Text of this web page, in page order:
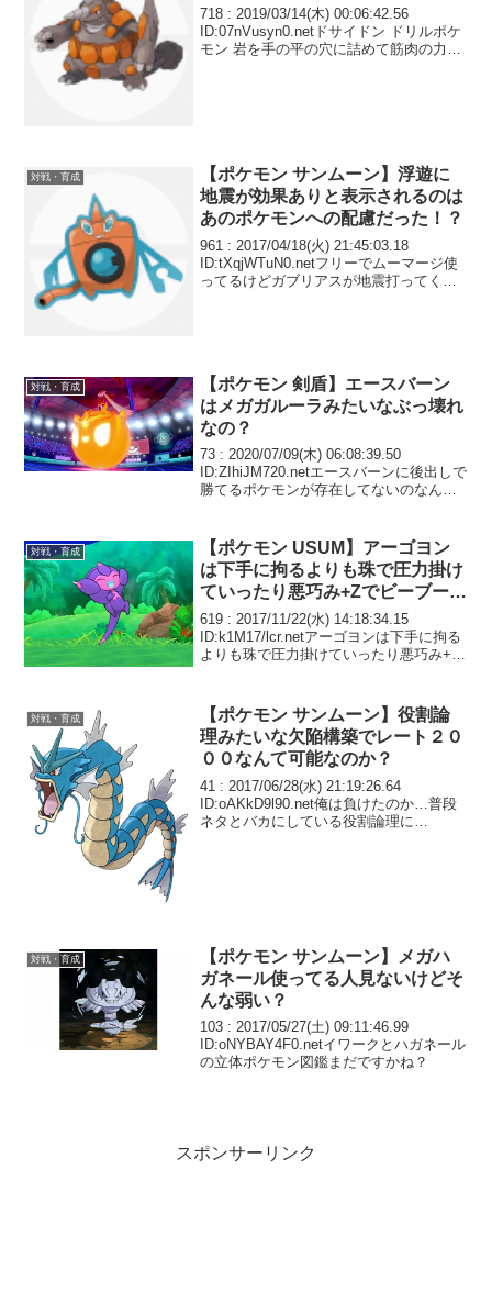
718 : 2019/03/14(木) 00:06:42.56
ID:07nVusyn0.netドサイドン ドリルポケ
モン 岩を手の平の穴に詰めて筋肉の力で
対戦・育成
【ポケモン サンムーン】浮遊に
地震が効果ありと表示されるのは
あのポケモンへの配慮だった！？
961 : 2017/04/18(火) 21:45:03.18
ID:tXqjWTuN0.netフリーでムーマージ使
ってるけどガブリアスが地震打ってくる
対戦・育成
【ポケモン 剣盾】エースバーン
はメガガルーラみたいなぶっ壊れ
なの？
73 : 2020/07/09(木) 06:08:39.50
ID:ZIhiJM720.netエースバーンに後出しで
勝てるポケモンが存在してないのなんと
対戦・育成
【ポケモン USUM】アーゴヨン
は下手に拘るよりも珠で圧力掛け
ていったり悪巧み+Zでビーブーか
けて全抜き狙ったほうが強いと思
う
619 : 2017/11/22(水) 14:18:34.15
ID:k1M17/lcr.netアーゴヨンは下手に拘る
よりも珠で圧力掛けていったり悪巧み+Z
デツンデに...
対戦・育成
【ポケモン サンムーン】役割論
理みたいな欠陥構築でレート２０
００なんて可能なのか？
41 : 2017/06/28(水) 21:19:26.64
ID:oAKkD9l90.net俺は負けたのか…普段
ネタとバカにしている役割論理に…
対戦・育成
【ポケモン サンムーン】メガハ
ガネール使ってる人見ないけどそ
んな弱い？
103 : 2017/05/27(土) 09:11:46.99
ID:oNYBAY4F0.netイワークとハガネール
の立体ポケモン図鑑まだですかね？
スポンサーリンク